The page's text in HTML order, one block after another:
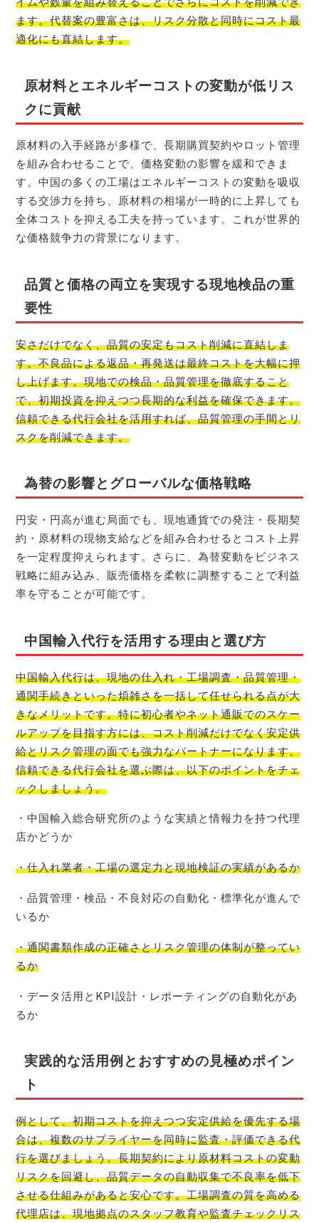
ます。代替案の豊富さは、リスク分散と同時にコスト最
適化にも直結します。
原材料とエネルギーコストの変動が低リス
クに貢献
原材料の入手経路が多様で、長期購買契約やロット管理
を組み合わせることで、価格変動の影響を緩和できま
す。中国の多くの工場はエネルギーコストの変動を吸収
する交渉力を持ち、原材料の相場が一時的に上昇しても
全体コストを抑える工夫を持っています。これが世界的
な価格競争力の背景になります。
品質と価格の両立を実現する現地検品の重
要性
安さだけでなく、品質の安定もコスト削減に直結しま
す。不良品による返品・再発送は最終コストを大幅に押
し上げます。現地での検品・品質管理を徹底すること
で、初期投資を抑えつつ長期的な利益を確保できます。
信頼できる代行会社を活用すれば、品質管理の手間とリ
スクを削減できます。
為替の影響とグローバルな価格戦略
円安・円高が進む局面でも、現地通貨での発注・長期契
約・原材料の現物支給などを組み合わせるとコスト上昇
を一定程度抑えられます。さらに、為替変動をビジネス
戦略に組み込み、販売価格を柔軟に調整することで利益
率を守ることが可能です。
中国輸入代行を活用する理由と選び方
中国輸入代行は、現地の仕入れ・工場調査・品質管理・
通関手続きといった煩雑さを一括して任せられる点が大
きなメリットです。特に初心者やネット通販でのスケー
ルアップを目指す方には、コスト削減だけでなく安定供
給とリスク管理の面でも強力なパートナーになります。
信頼できる代行会社を選ぶ際は、以下のポイントをチェ
ックしましょう。
・中国輸入総合研究所のような実績と情報力を持つ代理
店かどうか
・仕入れ業者・工場の選定力と現地検証の実績があるか
・品質管理・検品・不良対応の自動化・標準化が進んで
いるか
・通関書類作成の正確さとリスク管理の体制が整ってい
るか
・データ活用とKPI設計・レポーティングの自動化があ
るか
実践的な活用例とおすすめの見極めポイン
ト
例として、初期コストを抑えつつ安定供給を優先する場
合は、複数のサプライヤーを同時に監査・評価できる代
行を選びましょう。長期契約により原材料コストの変動
リスクを回避し、品質データの自動収集で不良率を低下
させる仕組みがあると安心です。工場調査の質を高める
代理店は、現地拠点のスタッフ教育や監査チェックリス